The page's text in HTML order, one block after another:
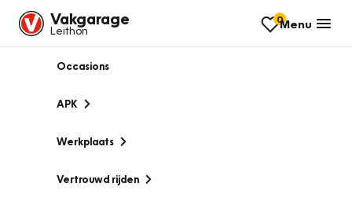
Vakgarage
Leithon
0Menu
Occasions
APK
Werkplaats
Vertrouwd rijden